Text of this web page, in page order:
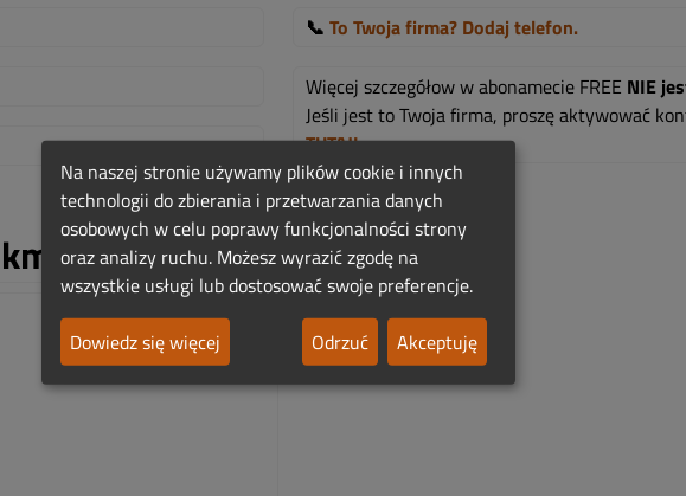
📞 To Twoja firma? Dodaj telefon.
Więcej szczegółow w abonamecie FREE NIE
Jeśli jest to Twoja firma, proszę aktywować
TUTAJ!.
Na naszej stronie używamy plików cookie i innych
technologii do zbierania i przetwarzania danych
osobowych w celu poprawy funkcjonalności strony
oraz analizy ruchu. Możesz wyrazić zgodę na
wszystkie usługi lub dostosować swoje preferencje.
Dowiedz się więcej
Odrzuć Akceptuję